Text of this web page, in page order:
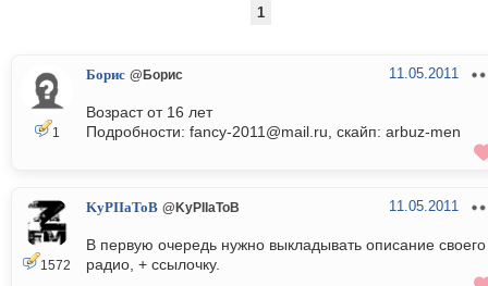
1
1
Борис @Борис 11.05.2011
Возраст от 16 лет
Подробности: fancy-2011@mail.ru, скайп: arbuz-men
1572
KyPIIaToB @KyPIIaToB 11.05.2011
В первую очередь нужно выкладывать описание своего
радио, + ссылочку.